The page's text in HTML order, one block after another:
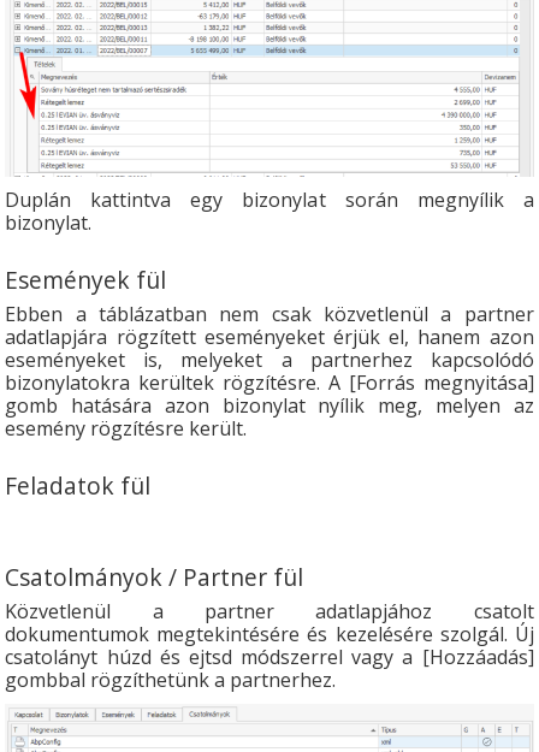
Duplán kattintva egy bizonylat során megnyílik a
bizonylat.
Események fül
Ebben a táblázatban nem csak közvetlenül a partner
adatlapjára rögzített eseményeket érjük el, hanem azon
eseményeket is, melyeket a partnerhez kapcsolódó
bizonylatokra kerültek rögzítésre. A [Forrás megnyitása]
gomb hatására azon bizonylat nyílik meg, melyen az
esemény rögzítésre került.
Feladatok fül
Csatolmányok / Partner fül
Közvetlenül a partner adatlapjához csatolt
dokumentumok megtekintésére és kezelésére szolgál. Új
csatolányt húzd és ejtsd módszerrel vagy a [Hozzáadás]
gombbal rögzíthetünk a partnerhez.